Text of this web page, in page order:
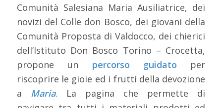
Comunità Salesiana Maria Ausiliatrice, dei
novizi del Colle don Bosco, dei giovani della
Comunità Proposta di Valdocco, dei chierici
dell’Istituto Don Bosco Torino – Crocetta,
propone un percorso guidato per
riscoprire le gioie ed i frutti della devozione
a Maria. La pagina che permette di